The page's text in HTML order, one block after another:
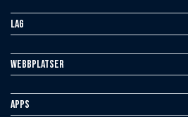
Lag
Webbplatser
Apps